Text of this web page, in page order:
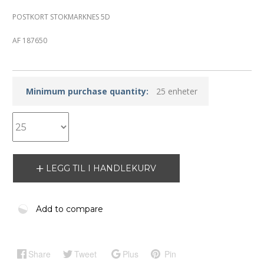
POSTKORT STOKMARKNES 5D
AF 187650
Minimum purchase quantity: 25 enheter
LEGG TIL I HANDLEKURV
Add to compare
Share Tweet Plus Pin